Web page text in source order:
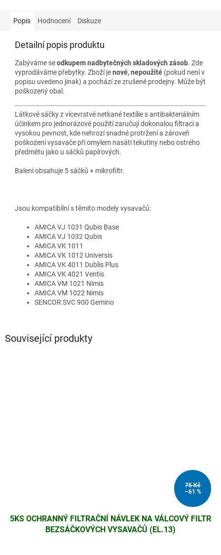
Popis Hodnocení Diskuze
Detailní popis produktu
Zabýváme seodkupem nadbytečných skladových zásob. Zde
vyprodáváme přebytky. Zboží jenové, nepoužité (pokud není v
popisu uvedeno jinak) a pochází ze zrušené prodejny. Může být
poškozený obal.
Látkové sáčky z vícevrstvé netkané textílie s antibakteriálním
účinkem pro jednorázové použití zaručují dokonalou filtraci a
vysokou pevnost, kde nehrozí snadné protržení a zároveň
poškození vysavače při omylem nasátí tekutiny nebo ostrého
předmětu jako u sáčků papírových.
Balení obsahuje 5 sáčků + mikrofiltr.
Jsou kompatibilní s těmito modely vysavačů:
AMICA VJ 1031 Qubis Base
AMICA VJ 1032 Qubis
AMICA VK 1011
AMICA VK 1012 Universis
AMICA VK 4011 Dublis Plus
AMICA VK 4021 Ventis
AMICA VM 1021 Nimis
AMICA VM 1022 Nimis
SENCOR SVC 900 Gemino
Související produkty
75 Kč
–61 %
5KS OCHRANNÝ FILTRAČNÍ NÁVLEK NA VÁLCOVÝ FILTR
BEZSÁČKOVÝCH VYSAVAČŮ (EL.13)